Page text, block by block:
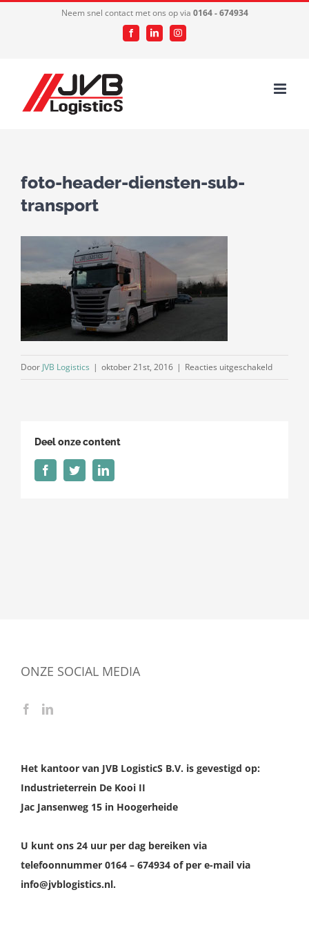
Neem snel contact met ons op via 0164 - 674934
FacebookLinkedInInstagram
foto-header-diensten-sub-
transport
Door JVB Logistics | oktober 21st, 2016 | Reacties uitgeschakeldvoor
Deel onze content
FacebookTwitterLinkedIn
ONZE SOCIAL MEDIA
Het kantoor van JVB LogisticS B.V. is gevestigd op:
Industrieterrein De Kooi II
Jac Jansenweg 15 in Hoogerheide
U kunt ons 24 uur per dag bereiken via
telefoonnummer 0164 – 674934 of per e-mail via
info@jvblogistics.nl.